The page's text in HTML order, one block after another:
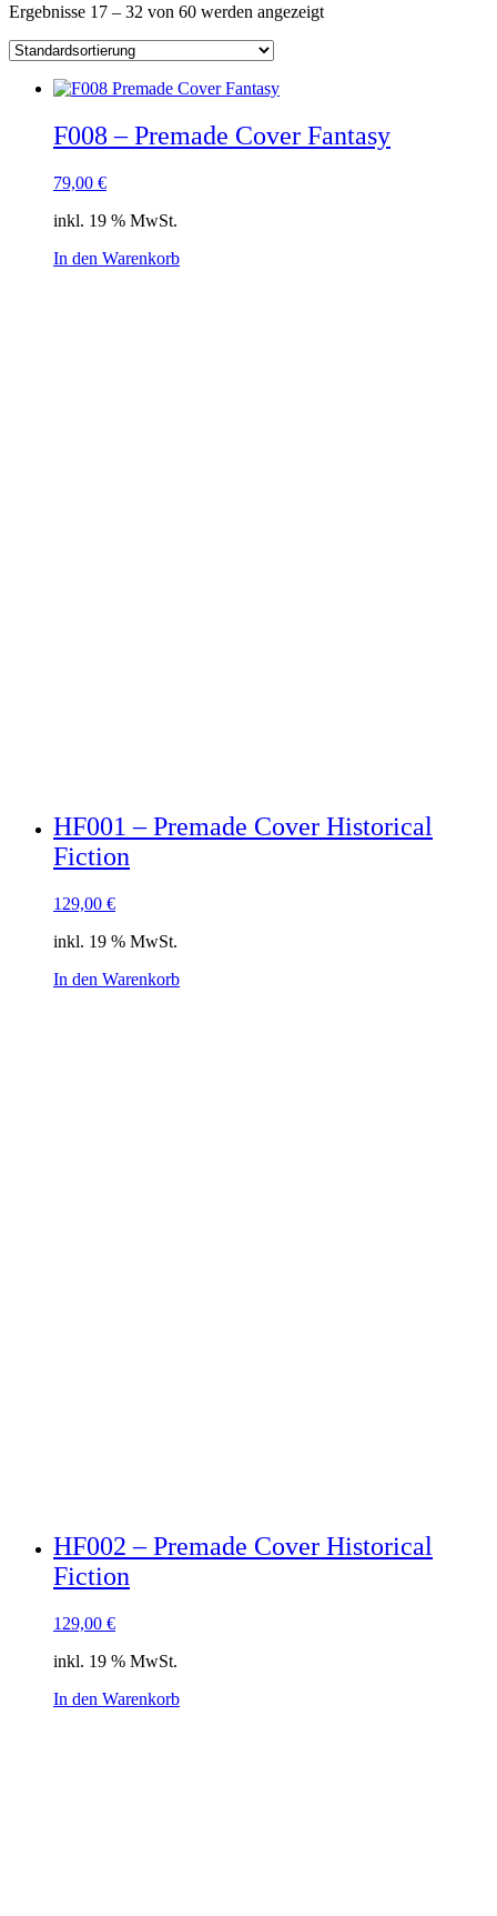
Ergebnisse 17 – 32 von 60 werden angezeigt
F008 – Premade Cover Fantasy
79,00 €
inkl. 19 % MwSt.
In den Warenkorb
HF001 – Premade Cover Historical
Fiction
129,00 €
inkl. 19 % MwSt.
In den Warenkorb
HF002 – Premade Cover Historical
Fiction
129,00 €
inkl. 19 % MwSt.
In den Warenkorb